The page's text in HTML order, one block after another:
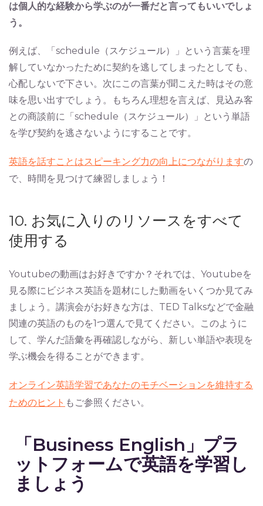
は個人的な経験から学ぶのが一番だと言ってもいいでしょ
う。
例えば、「schedule（スケジュール）」という言葉を理
解していなかったために契約を逃してしまったとしても、
心配しないで下さい。次にこの言葉が聞こえた時はその意
味を思い出すでしょう。もちろん理想を言えば、見込み客
との商談前に「schedule（スケジュール）」という単語
を学び契約を逃さないようにすることです。
英語を話すことはスピーキング力の向上につながりますの
で、時間を見つけて練習しましょう！
10. お気に入りのリソースをすべて
使用する
Youtubeの動画はお好きですか？それでは、Youtubeを
見る際にビジネス英語を題材にした動画をいくつか見てみ
ましょう。講演会がお好きな方は、TED Talksなどで金融
関連の英語のものを1つ選んで見てください。このように
して、学んだ語彙を再確認しながら、新しい単語や表現を
学ぶ機会を得ることができます。
オンライン英語学習であなたのモチベーションを維持する
ためのヒント もご参照ください。
「Business English」プラ
ットフォームで英語を学習し
ましょう